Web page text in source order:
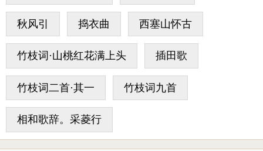
秋风引 捣衣曲 西塞山怀古
竹枝词·山桃红花满上头 插田歌
竹枝词二首·其一 竹枝词九首
相和歌辞。采菱行